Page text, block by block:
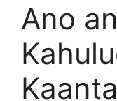
Ano